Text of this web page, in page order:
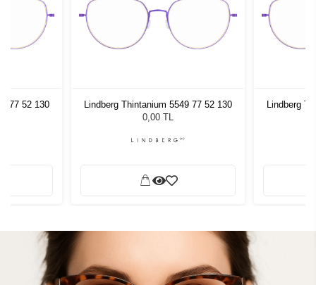
77 52 130
Lindberg Thintanium 5549 77 52 130
0,00 TL
Lindberg